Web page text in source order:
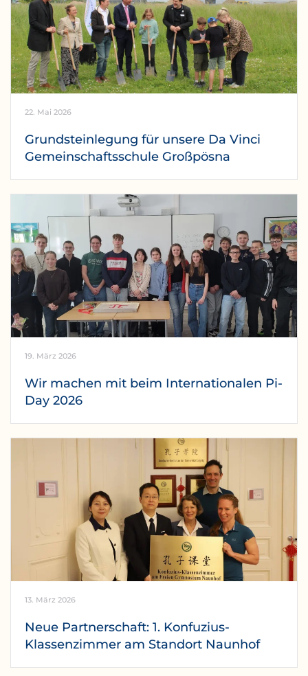
22. Mai 2026
Grundsteinlegung für unsere Da Vinci
Gemeinschaftsschule Großpösna
19. März 2026
Wir machen mit beim Internationalen Pi-
Day 2026
13. März 2026
Neue Partnerschaft: 1. Konfuzius-
Klassenzimmer am Standort Naunhof